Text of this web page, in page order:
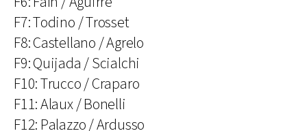
F7: Todino / Trosset
F8: Castellano / Agrelo
F9: Quijada / Scialchi
F10: Trucco / Craparo
F11: Alaux / Bonelli
F12: Palazzo / Ardusso